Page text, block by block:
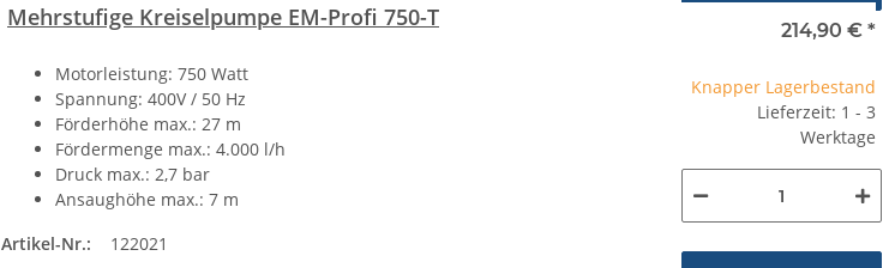
Mehrstufige Kreiselpumpe EM-Profi 750-T
Motorleistung: 750 Watt
Spannung: 400V / 50 Hz
Förderhöhe max.: 27 m
Fördermenge max.: 4.000 l/h
Druck max.: 2,7 bar
Ansaughöhe max.: 7 m
Artikel-Nr.:
122021
214,90 € *
Knapper Lagerbestand
Lieferzeit: 1 - 3
Werktage